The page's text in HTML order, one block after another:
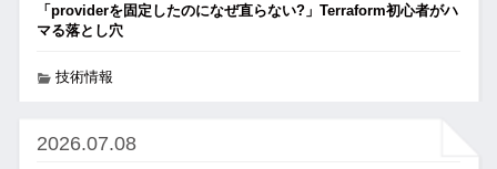
「providerを固定したのになぜ直らない?」Terraform初心者がハ
マる落とし穴
技術情報
2026.07.08